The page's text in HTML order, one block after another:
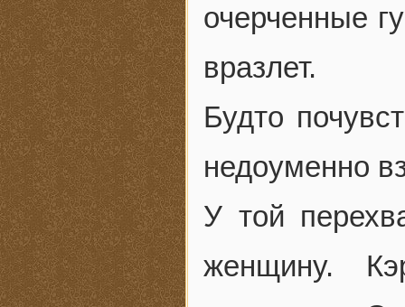
очерченные
вразлет.
Будто
недоуменно
У той
женщину.